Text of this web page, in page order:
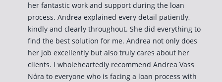
her fantastic work and support during the loan
process. Andrea explained every detail patiently,
kindly and clearly throughout. She did everything to
find the best solution for me. Andrea not only does
her job excellently but also truly cares about her
clients. I wholeheartedly recommend Andrea Vass
Nóra to everyone who is facing a loan process with